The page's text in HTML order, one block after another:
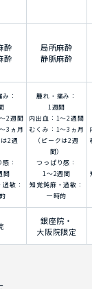
酔
酔
局所麻酔
静脈麻酔
：
2週間
3ヵ月
は2週
：
間
敏：
腫れ・痛み：
1週間
内出血：1～2週間
むくみ：1～3ヵ月
（ピークは2週
間）
つっぱり感：
1～2週間
知覚鈍麻・過敏：
一時的
銀座院・
大阪院限定